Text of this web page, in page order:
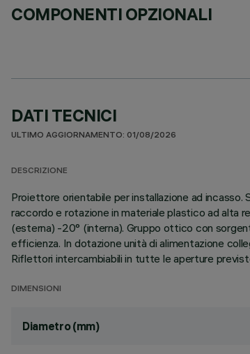
COMPONENTI OPZIONALI
DATI TECNICI
ULTIMO AGGIORNAMENTO: 01/08/2026
DESCRIZIONE
Proiettore orientabile per installazione ad
raccordo e rotazione in materiale plastico ad alta
(esterna) -20° (interna). Gruppo ottico con
efficienza. In dotazione unità di alimentazione
Riflettori intercambiabili in tutte le aperture
DIMENSIONI
Diametro (mm)